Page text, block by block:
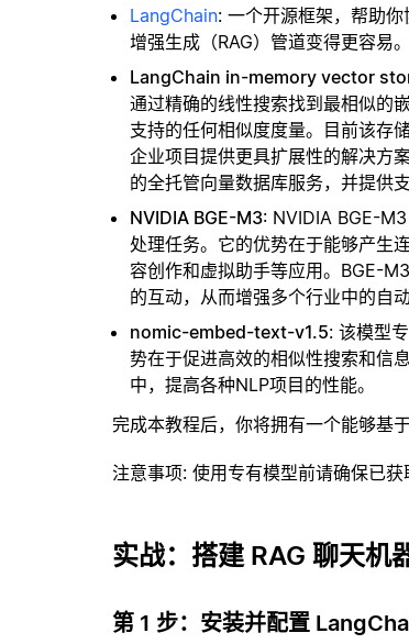
LangChain: 一个开源框架，帮助
增强生成（RAG）管道变得更容易。
LangChain in-memory vector
通过精确的线性搜索找到最相似的
支持的任何相似度度量。目前该存
企业项目提供更具扩展性的解决方
的全托管向量数据库服务，并提供
NVIDIA BGE-M3: NVIDIA BGE-
处理任务。它的优势在于能够产生
容创作和虚拟助手等应用。BGE-
的互动，从而增强多个行业中的自
nomic-embed-text-v1.5: 该模型
势在于促进高效的相似性搜索和信
中，提高各种NLP项目的性能。
完成本教程后，你将拥有一个能够基
注意事项: 使用专有模型前请确保已获
实战：搭建 RAG 聊天机
第 1 步：安装并配置